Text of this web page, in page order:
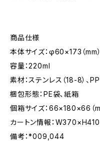
商品仕様
本体サイズ：φ60×173（mm）
容量：220ml
素材：ステンレス（18-8）、
梱包形態：PE袋､紙箱
個箱サイズ：66×180×66（
カートン情報：
備考：*009,044